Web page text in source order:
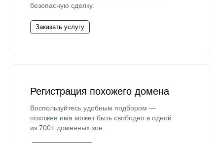
безопасную сделку.
Заказать услугу
Регистрация похожего домена
Воспользуйтесь удобным подбором —
похожее имя может быть свободно в одной
из 700+ доменных зон.